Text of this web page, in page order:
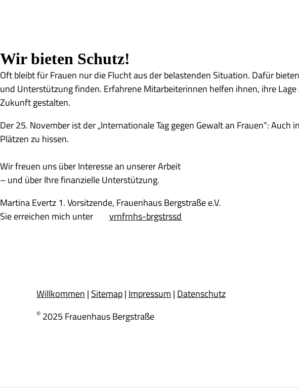
Wir bieten Schutz!
Oft bleibt für Frauen nur die Flucht aus der belastenden Situation. Dafür
und Unterstützung finden. Erfahrene Mitarbeiterinnen helfen ihnen, ihre
Zukunft gestalten.
Der 25. November ist der „Internationale Tag gegen Gewalt an Frauen“:
Plätzen zu hissen.
Wir freuen uns über Interesse an unserer Arbeit
– und über Ihre finanzielle Unterstützung.
Martina Evertz 1. Vorsitzende, Frauenhaus Bergstraße e.V.
Sie erreichen mich unter
vrnfrnhs-brgstrssd
Willkommen|Sitemap|Impressum|Datenschutz
© 2025 Frauenhaus Bergstraße